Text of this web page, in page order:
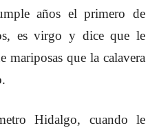
años el primero de
es virgo y dice que le
mariposas que la calavera
Hidalgo, cuando le